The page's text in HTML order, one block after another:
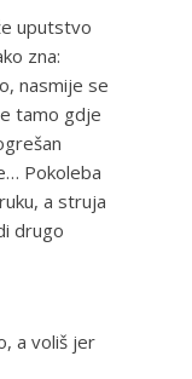
uputstvo
zna:
nasmije se
tamo gdje
Pokoleba
a struja
drugo
a voliš jer